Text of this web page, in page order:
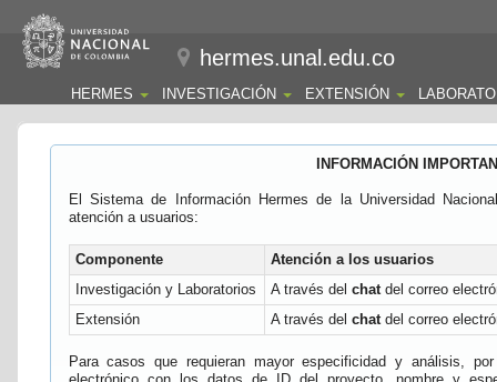
hermes.unal.edu.co
HERMES INVESTIGACIÓN EXTENSIÓN
INFORMACIÓN
El Sistema de Información Hermes de la Universidad
atención a usuarios:
Componente
Atención a los usuarios
Investigación y Laboratorios
A través del chatdel correo
Extensión
A través del chatdel correo
Para casos que requieran mayor especificidad y análisis,